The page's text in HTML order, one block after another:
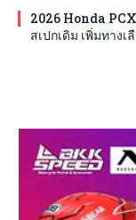
2026 Honda
สเปกเดิม เพิ่มทาง